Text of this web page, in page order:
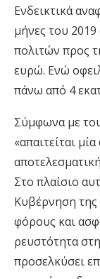
Ενδεικτικά
μήνες του 2019
πολιτών προς
ευρώ. Ενώ
πάνω από 4
Σύμφωνα με
«απαιτείται
Στο πλαίσιο
Κυβέρνηση της
φόρους και
ρευστότητα
προσελκύσει